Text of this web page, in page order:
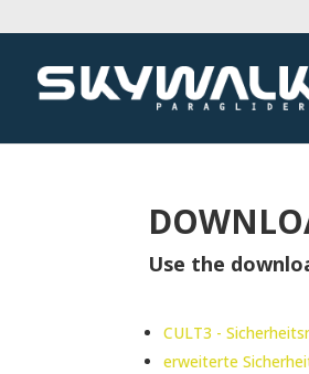
Use the
CULT3 -
erweiterte